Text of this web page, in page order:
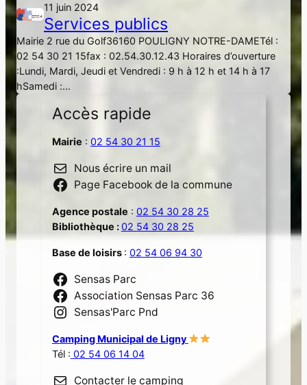
11 juin 2024
Services publics
Mairie 2 rue du Golf36160 POULIGNY NOTRE-DAMETél :
02 54 30 21 15fax : 02.54.30.12.43 Horaires d’ouverture
:Lundi, Mardi, Jeudi et Vendredi : 9 h à 12 h et 14 h à 17
hSamedi :…
Accès rapide
Mairie : 02 54 30 21 15
Nous écrire un mail
Page Facebook de la commune
Agence postale : 02 54 30 28 25
Bibliothèque :02 54 30 28 25
Base de loisirs : 02 54 06 94 30
Sensas Parc
Association Sensas Parc 36
Sensas'Parc Pnd
Camping Municipal de Ligny
Tél : 02 54 06 14 04
Contacter le camping